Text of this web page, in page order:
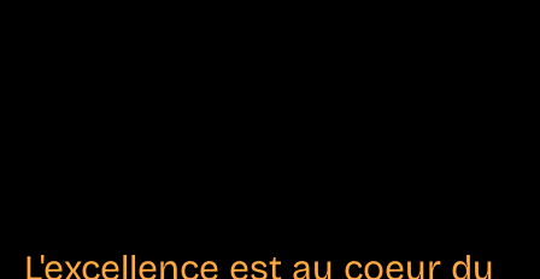
L'excellence est au coeur du